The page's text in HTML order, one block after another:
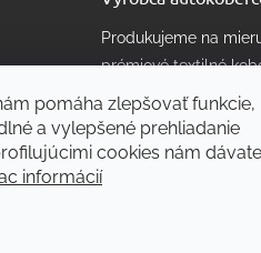
pomáha zlepšovať funkcie,
a vylepšené prehliadanie
cookies nám dávate
informácií
Produkujeme na
prémiové textilné
aj s možnosťou
a vyšitia nápisu alebo